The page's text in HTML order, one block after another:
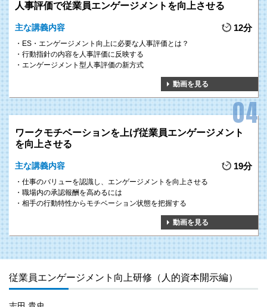
人事評価で従業員エンゲージメントを向上させる
主な講義内容 12分
ES・エンゲージメント向上に必要な人事評価とは？
行動指針の内容を人事評価に反映する
エンゲージメント型人事評価の新方式
動画を見る
ワークモチベーションを上げ従業員エンゲージメント
を向上させる
主な講義内容 19分
仕事のバリューを認識し、エンゲージメントを向上させる
職場内の承認報酬を高めるには
相手の行動特性からモチベーション状態を把握する
動画を見る
従業員エンゲージメント向上研修（人的資本開示編）